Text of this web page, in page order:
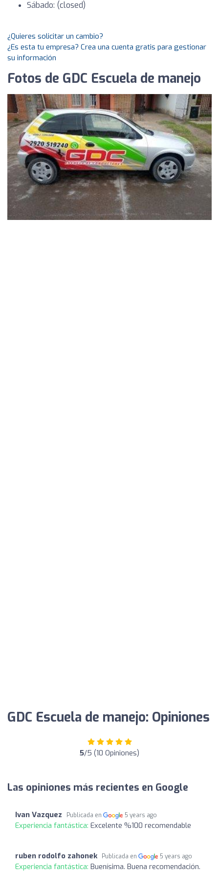
Sábado: (closed)
¿Quieres solicitar un cambio?
¿Es esta tu empresa? Crea una cuenta gratis para gestionar
su información
Fotos de GDC Escuela de manejo
GDC Escuela de manejo: Opiniones
5/5 (10 Opiniones)
Las opiniones más recientes en Google
Ivan Vazquez Publicada en 5 years ago
Experiencia fantástica: Excelente %100 recomendable
ruben rodolfo zahonek Publicada en 5 years ago
Experiencia fantástica: Buenísima. Buena recomendación.